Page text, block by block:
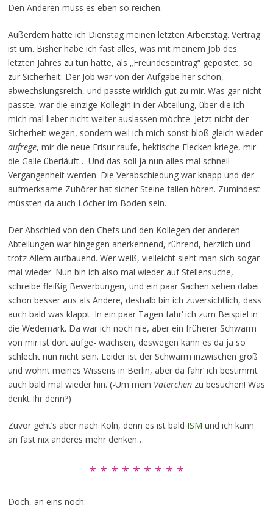
Den Anderen muss es eben so reichen.
Außerdem hatte ich Dienstag meinen letzten Arbeitstag. Vertrag
ist um. Bisher habe ich fast alles, was mit meinem Job des
letzten Jahres zu tun hatte, als „Freundeseintrag“ gepostet, so
zur Sicherheit. Der Job war von der Aufgabe her schön,
abwechslungsreich, und passte wirklich gut zu mir. Was gar nicht
passte, war die einzige Kollegin in der Abteilung, über die ich
mich mal lieber nicht weiter auslassen möchte. Jetzt nicht der
Sicherheit wegen, sondern weil ich mich sonst bloß gleich wieder
aufrege, mir die neue Frisur raufe, hektische Flecken kriege, mir
die Galle überläuft… Und das soll ja nun alles mal schnell
Vergangenheit werden. Die Verabschiedung war knapp und der
aufmerksame Zuhörer hat sicher Steine fallen hören. Zumindest
müssten da auch Löcher im Boden sein.
Der Abschied von den Chefs und den Kollegen der anderen
Abteilungen war hingegen anerkennend, rührend, herzlich und
trotz Allem aufbauend. Wer weiß, vielleicht sieht man sich sogar
mal wieder. Nun bin ich also mal wieder auf Stellensuche,
schreibe fleißig Bewerbungen, und ein paar Sachen sehen dabei
schon besser aus als Andere, deshalb bin ich zuversichtlich, dass
auch bald was klappt. In ein paar Tagen fahr‘ ich zum Beispiel in
die Wedemark. Da war ich noch nie, aber ein früherer Schwarm
von mir ist dort aufge- wachsen, deswegen kann es da ja so
schlecht nun nicht sein. Leider ist der Schwarm inzwischen groß
und wohnt meines Wissens in Berlin, aber da fahr‘ ich bestimmt
auch bald mal wieder hin. (-Um mein Väterchenzu besuchen! Was
denkt Ihr denn?)
Zuvor geht’s aber nach Köln, denn es ist bald ISM und ich kann
an fast nix anderes mehr denken…
* * * * * * * * *
Doch, an eins noch: